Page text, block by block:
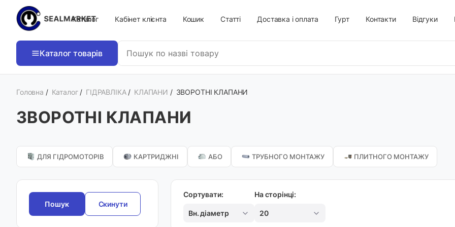
Каталог Кабінет клієнта Кошик Статті Доставка і оплата Гурт Контакти Відгуки
Каталог товарів
Головна / Каталог / ГІДРАВЛІКА / КЛАПАНИ / ЗВОРОТНІ КЛАПАНИ
ЗВОРОТНІ КЛАПАНИ
ДЛЯ ГІДРОМОТОРІВ КАРТРИДЖНІ АБО ТРУБНОГО МОНТАЖУ ПЛИТНОГО МОНТАЖУ
Скинути
Сортувати:
Вн. діаметр
На сторінці:
20